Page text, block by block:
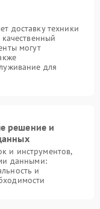
доставку техники
могут
для
решение и
и инструментов,
данными:
и